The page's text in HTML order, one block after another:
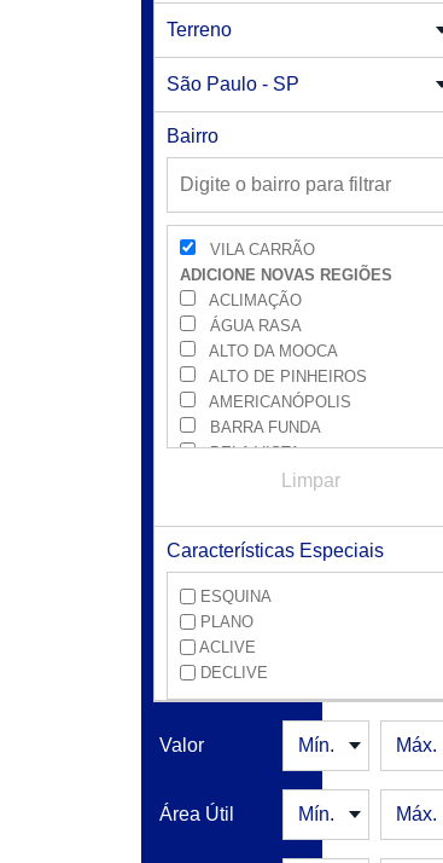
Bairro
VILA CARRÃO
ADICIONE NOVAS REGIÕES
ACLIMAÇÃO
ÁGUA RASA
ALTO DA MOOCA
ALTO DE PINHEIROS
AMERICANÓPOLIS
BARRA FUNDA
BELA VISTA
BUTANTÃ
CAMBUCI
CASA VERDE
CENTRO
CERQUEIRA CÉSAR
CONSOLAÇÃO
CURSINO
INDIANÓPOLIS
JABAQUARA
Limpar
Características Especiais
ESQUINA
PLANO
ACLIVE
DECLIVE
Valor
Área Útil